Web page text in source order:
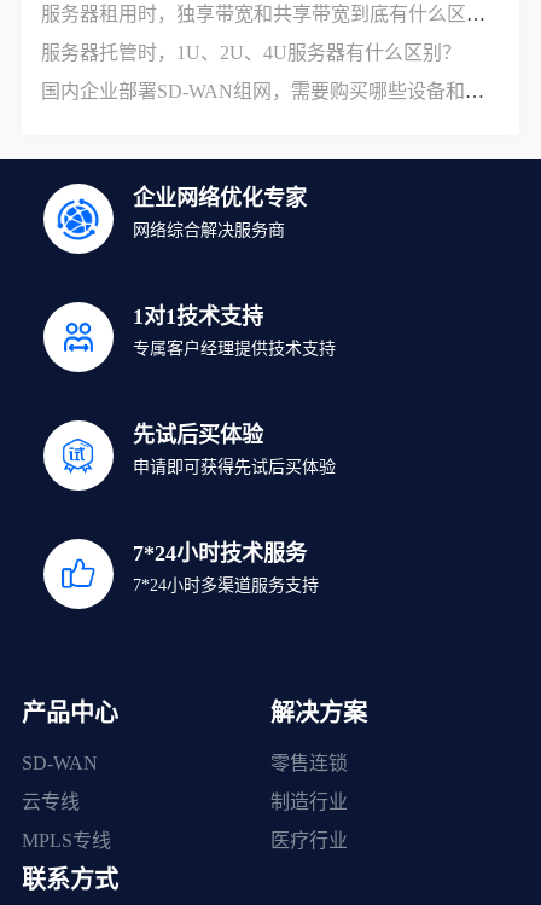
服务器租用时，独享带宽和共享带宽到底有什么区别？
服务器托管时，1U、2U、4U服务器有什么区别？
国内企业部署SD-WAN组网，需要购买哪些设备和服务？
企业网络优化专家
网络综合解决服务商
1对1技术支持
专属客户经理提供技术支持
先试后买体验
申请即可获得先试后买体验
7*24小时技术服务
7*24小时多渠道服务支持
产品中心
SD-WAN
云专线
MPLS专线
解决方案
零售连锁
制造行业
医疗行业
联系方式